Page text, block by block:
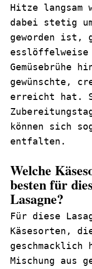
Hitze langsam
dabei stetig
geworden ist,
esslöffelweise
Gemüsebrühe
gewünschte,
erreicht hat.
können sich
entfalten.
Welche
besten für
Lasagne?
Für diese
Käsesorten,
geschmacklich
Mischung aus